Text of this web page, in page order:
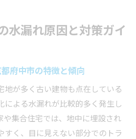
防ぐための水漏れ診断法
役立つセルフ診断の進め方
る水道管水漏れ診断の流れ
水漏れリスクと診断方法の重要
水漏れ原因と対策ガイ
府中市の特徴と傾向
地が多く古い建物も点在している
による水漏れが比較的多く発生し
や集合住宅では、地中に埋設され
すく、目に見えない部分でのトラ